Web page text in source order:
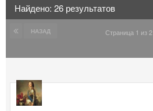
Найдено: 26 результатов
НАЗАД Страница 1 из 2